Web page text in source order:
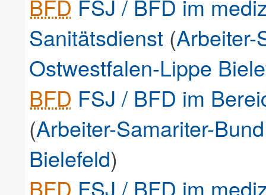
BFD FSJ / BFD im
Sanitätsdienst (Arbeiter-
Ostwestfalen-Lippe
BFD FSJ / BFD im
(Arbeiter-Samariter-
Bielefeld)
BFD FSJ / BFD im